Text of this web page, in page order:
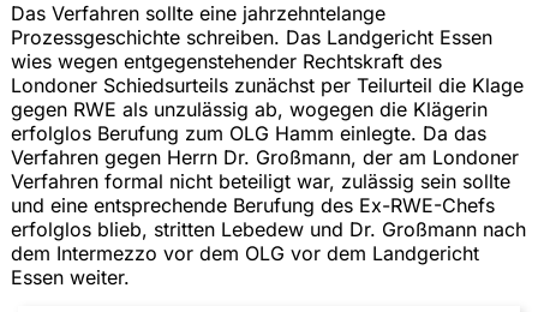
Das Verfahren sollte eine jahrzehntelange
Prozessgeschichte schreiben. Das Landgericht Essen
wies wegen entgegenstehender Rechtskraft des
Londoner Schiedsurteils zunächst per Teilurteil die Klage
gegen RWE als unzulässig ab, wogegen die Klägerin
erfolglos Berufung zum OLG Hamm einlegte. Da das
Verfahren gegen Herrn Dr. Großmann, der am Londoner
Verfahren formal nicht beteiligt war, zulässig sein sollte
und eine entsprechende Berufung des Ex-RWE-Chefs
erfolglos blieb, stritten Lebedew und Dr. Großmann nach
dem Intermezzo vor dem OLG vor dem Landgericht
Essen weiter.